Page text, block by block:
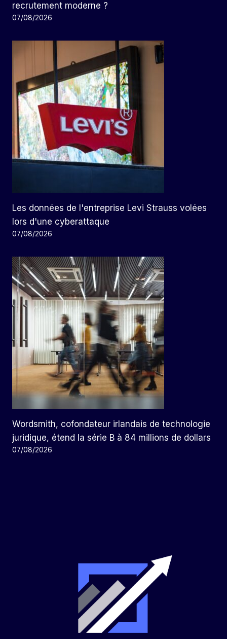
recrutement moderne ?
07/08/2026
Les données de l'entreprise Levi Strauss volées
lors d'une cyberattaque
07/08/2026
Wordsmith, cofondateur irlandais de technologie
juridique, étend la série B à 84 millions de dollars
07/08/2026